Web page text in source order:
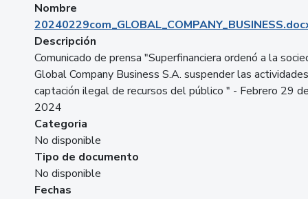
Nombre
Descripción
Comunicado de prensa "Superfinanciera ordenó a la
Global Company Business S.A. suspender las
captación ilegal de recursos del público " - Febrero 29
2024
Categoria
No disponible
Tipo de documento
No disponible
Fechas